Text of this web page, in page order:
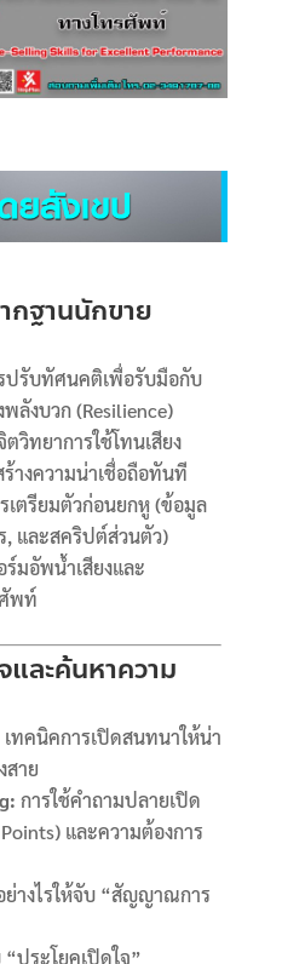
กฐานนักขาย
ปรับทัศนคติเพื่อรับมือกับ
ลังบวก (Resilience)
ตวิทยาการใช้โทนเสียง
างความน่าเชื่อถือทันที
เตรียมตัวก่อนยกหู (ข้อมูล
, และสคริปต์ส่วนตัว)
ร์มอัพน้ำเสียงและ
พท์
ละค้นหาความ
เทคนิคการเปิดสนทนาให้น่า
สาย
การใช้คำถามปลายเปิด
และความต้องการ
ย่างไรให้จับ “สัญญาณการ
ประโยคเปิดใจ”